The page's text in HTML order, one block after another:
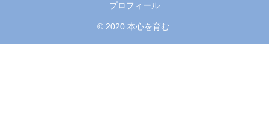
プロフィール
© 2020 本心を育む.